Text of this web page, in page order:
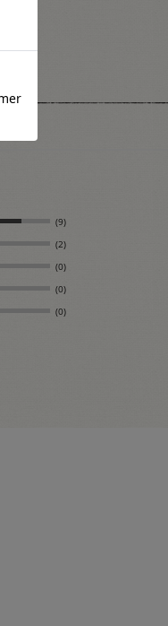
(9)
(2)
(0)
(0)
(0)